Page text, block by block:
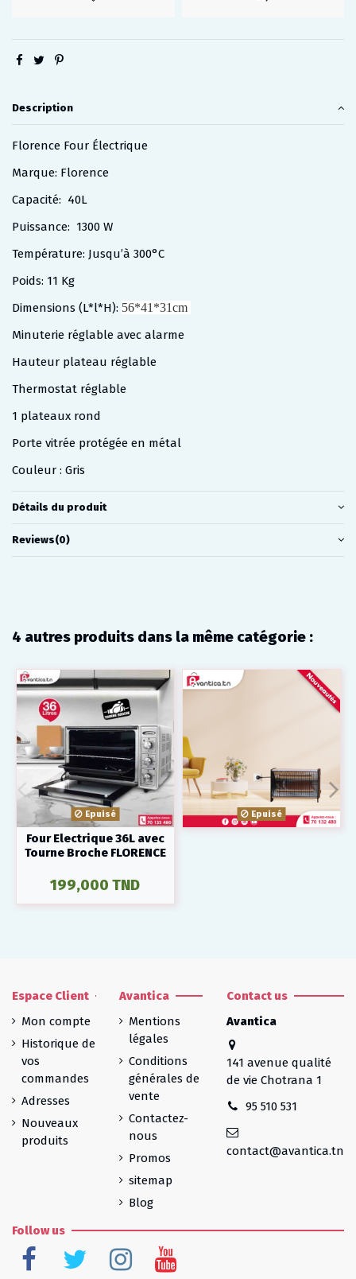
Description
Florence Four Électrique
Marque: Florence
Capacité: 40L
Puissance: 1300 W
Température: Jusqu’à 300°C
Poids: 11 Kg
Dimensions (L*l*H): 56*41*31cm
Minuterie réglable avec alarme
Hauteur plateau réglable
Thermostat réglable
1 plateaux rond
Porte vitrée protégée en métal
Couleur : Gris
Détails du produit
Reviews(0)
4 autres produits dans la même catégorie :
Epuisé
Four Electrique 36L avec
Tourne Broche FLORENCE
199,000 TND
Epuisé
Espace Client
Mon compte
Historique de
vos
commandes
Adresses
Nouveaux
produits
Avantica
Mentions
légales
Conditions
générales de
vente
Contactez-
nous
Promos
sitemap
Blog
Contact us
Avantica
141 avenue qualité
de vie Chotrana 1
95 510 531
contact@avantica.tn
Follow us